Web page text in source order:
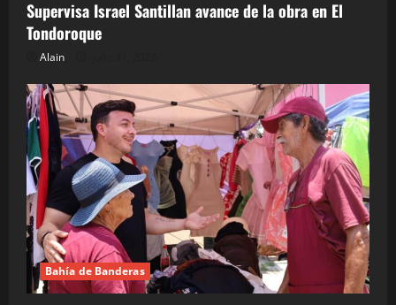
Supervisa Israel Santillan avance de la obra en El
Tondoroque
Alain
Bahía de Banderas